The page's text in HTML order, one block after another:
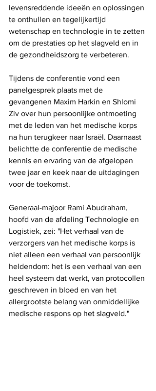
levensreddende ideeën en oplossingen
te onthullen en tegelijkertijd
wetenschap en technologie in te zetten
om de prestaties op het slagveld en in
de gezondheidszorg te verbeteren.
Tijdens de conferentie vond een
panelgesprek plaats met de
gevangenen Maxim Harkin en Shlomi
Ziv over hun persoonlijke ontmoeting
met de leden van het medische korps
na hun terugkeer naar Israël. Daarnaast
belichtte de conferentie de medische
kennis en ervaring van de afgelopen
twee jaar en keek naar de uitdagingen
voor de toekomst.
Generaal-majoor Rami Abudraham,
hoofd van de afdeling Technologie en
Logistiek, zei: "Het verhaal van de
verzorgers van het medische korps is
niet alleen een verhaal van persoonlijk
heldendom: het is een verhaal van een
heel systeem dat werkt, van protocollen
geschreven in bloed en van het
allergrootste belang van onmiddellijke
medische respons op het slagveld."